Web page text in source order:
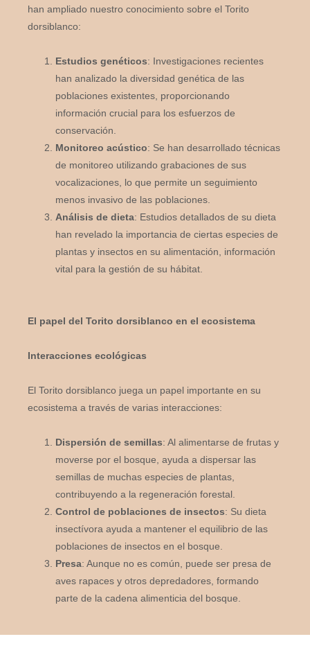
han ampliado nuestro conocimiento sobre el Torito
dorsiblanco:
Estudios genéticos: Investigaciones recientes
han analizado la diversidad genética de las
poblaciones existentes, proporcionando
información crucial para los esfuerzos de
conservación.
Monitoreo acústico: Se han desarrollado técnicas
de monitoreo utilizando grabaciones de sus
vocalizaciones, lo que permite un seguimiento
menos invasivo de las poblaciones.
Análisis de dieta: Estudios detallados de su dieta
han revelado la importancia de ciertas especies de
plantas y insectos en su alimentación, información
vital para la gestión de su hábitat.
El papel del Torito dorsiblanco en el ecosistema
Interacciones ecológicas
El Torito dorsiblanco juega un papel importante en su
ecosistema a través de varias interacciones:
Dispersión de semillas: Al alimentarse de frutas y
moverse por el bosque, ayuda a dispersar las
semillas de muchas especies de plantas,
contribuyendo a la regeneración forestal.
Control de poblaciones de insectos: Su dieta
insectívora ayuda a mantener el equilibrio de las
poblaciones de insectos en el bosque.
Presa: Aunque no es común, puede ser presa de
aves rapaces y otros depredadores, formando
parte de la cadena alimenticia del bosque.